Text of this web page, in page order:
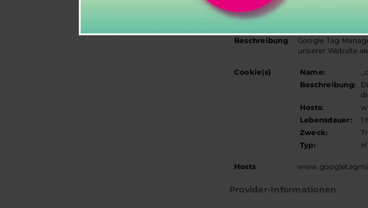
Google Tag Manager
Beschreibung
Google Tag
unserer Website
Cookie(s) Name:
Beschreibung:
Hosts:
Lebensdauer:
1
Zweck:
Typ:
Hosts
Provider-Informationen